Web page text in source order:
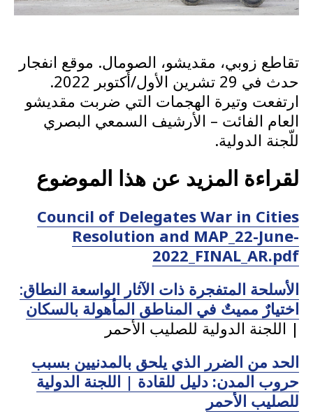
تقاطع زوبي، مقديشو، الصومال. موقع انفجار
حدث في 29 تشرين الأول/أكتوبر 2022.
ارتفعت وتيرة الهجمات التي ضربت مقديشو
العام الفائت – الأرشيف السمعي البصري
للّجنة الدولية.
لقراءة المزيد عن هذا الموضوع
Council of Delegates War in Cities
Resolution and MAP_22-June-
2022_FINAL_AR.pdf
الأسلحة المتفجرة ذات الآثار الواسعة النطاق:
اختيارٌ مميتٌ في المناطق المأهولة بالسكان
| اللجنة الدولية للصليب الأحمر
الحد من الضرر الذي يلحق بالمدنيين بسبب
حروب المدن: دليل للقادة | اللجنة الدولية
للصليب الأحمر